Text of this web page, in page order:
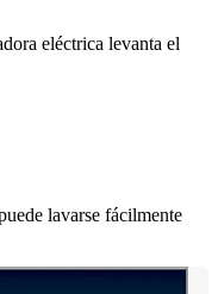
eléctrica levanta el
lavarse fácilmente